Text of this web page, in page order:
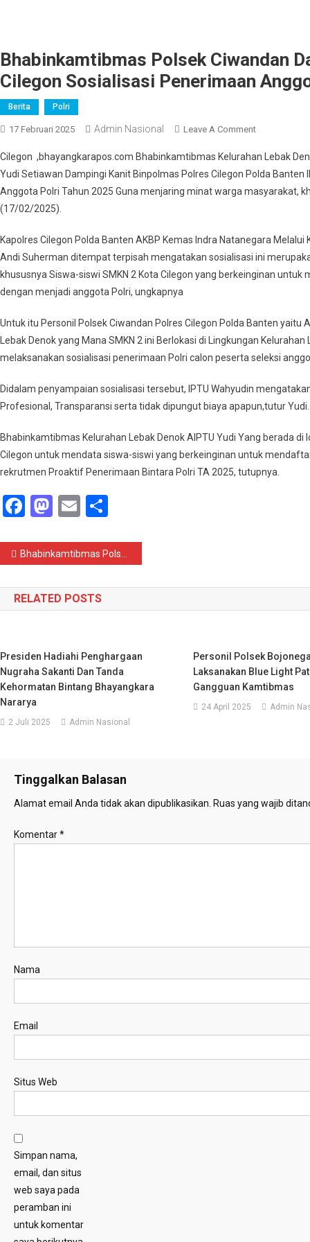
Bhabinkamtibmas Polsek Ciwandan
Cilegon Sosialisasi Penerimaan
Berita Polri
17 Februari 2025 Admin Nasional Leave A CommentOn
Polsek
Ciwandan
Dampingi
Polres
Cilegon
Sosialisasi
Polri
Tahun
2024.*
Cilegon ,bhayangkarapos.com Bhabinkamtibmas Kelurahan Lebak
Yudi Setiawan Dampingi Kanit Binpolmas Polres Cilegon Polda
Anggota Polri Tahun 2025 Guna menjaring minat warga masyarakat,
(17/02/2025).
Kapolres Cilegon Polda Banten AKBP Kemas Indra Natanegara
Andi Suherman ditempat terpisah mengatakan sosialisasi ini
khususnya Siswa-siswi SMKN 2 Kota Cilegon yang berkeinginan
dengan menjadi anggota Polri, ungkapnya
Untuk itu Personil Polsek Ciwandan Polres Cilegon Polda Banten
Lebak Denok yang Mana SMKN 2 ini Berlokasi di Lingkungan
melaksanakan sosialisasi penerimaan Polri calon peserta seleksi
Didalam penyampaian sosialisasi tersebut, IPTU Wahyudin
Profesional, Transparansi serta tidak dipungut biaya apapun,tutur Yudi.
Bhabinkamtibmas Kelurahan Lebak Denok AIPTU Yudi Yang berada
Cilegon untuk mendata siswa-siswi yang berkeinginan untuk
rekrutmen Proaktif Penerimaan Bintara Polri TA 2025, tutupnya.
Facebook
Mastodon
Email
Navigasi
pos
Bhabinkamtibmas Polsek Ciwandan Sampaikan Himbauan Kamtibmas Kepada Perugas Satuan Pengamanan/Security.*
RELATED POSTS
Presiden Hadiahi Penghargaan
Nugraha Sakanti Dan Tanda
Kehormatan Bintang Bhayangkara
Nararya
2 Juli 2025 Admin Nasional
Personil Polsek
Laksanakan Blue Light
Gangguan Kamtibmas
24 April 2025 Admin
Tinggalkan Balasan
Alamat email Anda tidak akan dipublikasikan. Ruas yang wajib
Komentar*
Nama
Email
Situs Web
Simpan nama,
email, dan situs
web saya pada
peramban ini
untuk komentar